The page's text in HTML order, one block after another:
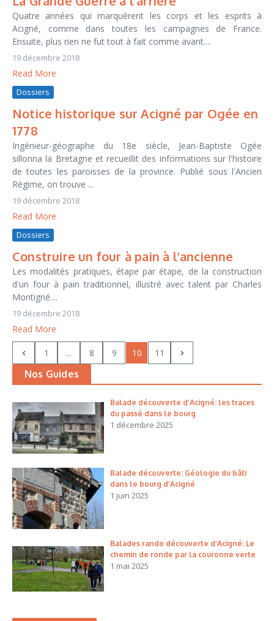
Quatre années qui marquèrent les corps et les esprits à
Acigné, comme dans toutes les campagnes de France.
Ensuite, plus rien ne fut tout à fait comme avant....
19 décembre 2018
Read More
Dossiers
Notice historique sur Acigné par Ogée en
1778
Ingénieur-géographe du 18e siècle, Jean-Baptiste Ogée
sillonna la Bretagne et recueillit des informations sur l'histoire
de toutes les paroisses de la province. Publié sous l'Ancien
Régime, on trouve ...
19 décembre 2018
Read More
Dossiers
Construire un four à pain à l’ancienne
Les modalités pratiques, étape par étape, de la construction
d'un four à pain traditionnel, illustré avec talent par Charles
Montigné....
19 décembre 2018
Read More
1 ... 8 9 10 11
Nos Guides
Balade découverte d’Acigné: les traces
du passé dans le bourg
1 décembre 2025
Balade découverte: Géologie du bâti
dans le bourg d’Acigné
1 juin 2025
Balades rando découverte d’Acigné: Le
chemin de ronde par la couronne verte
1 mai 2025